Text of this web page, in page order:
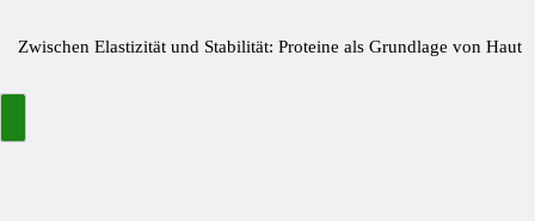
Zwischen Elastizität und Stabilität: Proteine als Grundlage von Haut
Wie kleine Nährstofflücken große Wirkung haben